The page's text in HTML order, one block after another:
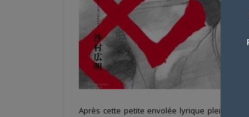
Après cette petite envolée lyrique pleine de